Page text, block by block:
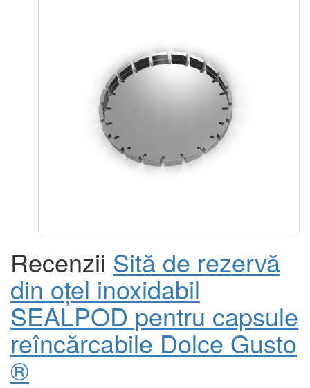
Recenzii Sită de rezervă
din oțel inoxidabil
SEALPOD pentru capsule
reîncărcabile Dolce Gusto
®